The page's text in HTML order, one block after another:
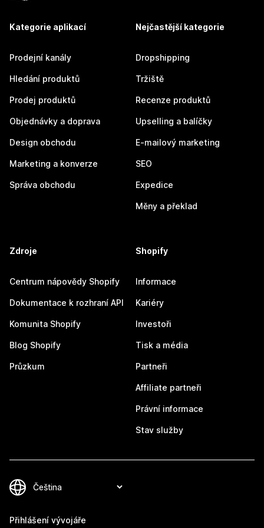
Kategorie aplikací
Prodejní kanály
Hledání produktů
Prodej produktů
Objednávky a doprava
Design obchodu
Marketing a konverze
Správa obchodu
Nejčastější kategorie
Dropshipping
Tržiště
Recenze produktů
Upselling a balíčky
E-mailový marketing
SEO
Expedice
Měny a překlad
Zdroje
Centrum nápovědy Shopify
Dokumentace k rozhraní API
Komunita Shopify
Blog Shopify
Průzkum
Shopify
Informace
Kariéry
Investoři
Tisk a média
Partneři
Affiliate partneři
Právní informace
Stav služby
Přihlášení vývojáře